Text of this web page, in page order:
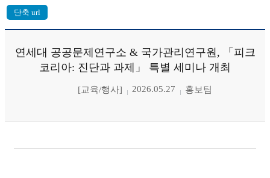
연세대 공공문제연구소 & 국가관리연구원, 「피크
코리아: 진단과 과제」 특별 세미나 개최
[교육/행사] 2026.05.27 홍보팀